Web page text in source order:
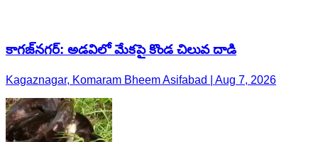
కాగజ్​నగర్: అడవిలో మేకపై కొండ చిలువ దాడి
Kagaznagar, Komaram Bheem Asifabad | Aug 7, 2026